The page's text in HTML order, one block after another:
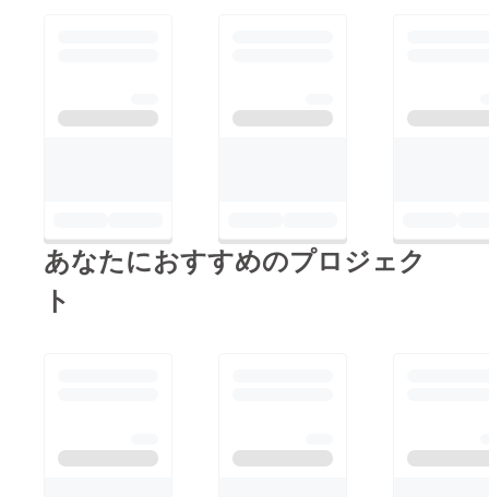
細書 ギターの席代
あなたにおすすめのプロジェク
ト